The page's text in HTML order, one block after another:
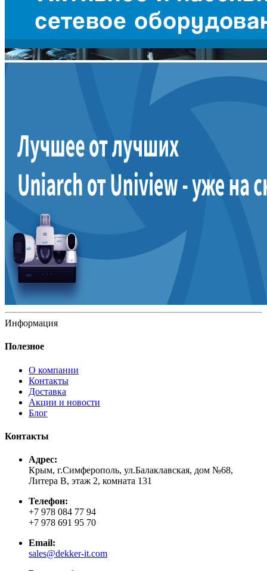
Информация
Полезное
О компании
Контакты
Доставка
Акции и новости
Блог
Контакты
Адрес:
Крым, г.Симферополь, ул.Балаклавская, дом №68,
Литера В, этаж 2, комната 131
Телефон:
+7 978 084 77 94
+7 978 691 95 70
Email:
sales@dekker-it.com